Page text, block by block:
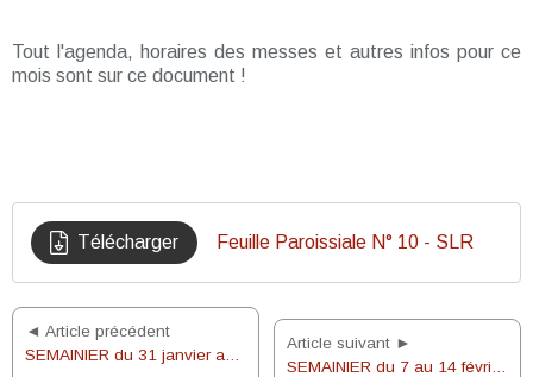
Tout l'agenda, horaires des messes et autres infos pour ce
mois sont sur ce document !
Télécharger Feuille Paroissiale N° 10 - SLR
◄ Article précédent
SEMAINIER du 31 janvier au 7 février 2021
Article suivant ►
SEMAINIER du 7 au 14 février 2021